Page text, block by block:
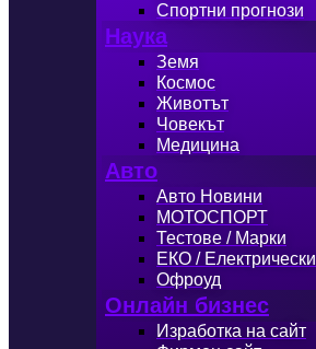
Спортни прогнози
Наука
Земя
Космос
Животът
Човекът
Медицина
Авто
Авто Новини
МОТОСПОРТ
Тестове / Марки
ЕКО / Електрически
Офроуд
Онлайн бизнес
Изработка на сайт